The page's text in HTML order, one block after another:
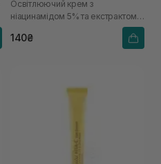
Освітлюючий крем з
ніацинамідом 5% та екстрактом
140₴